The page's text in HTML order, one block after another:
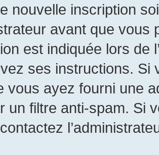
nouvelle inscription
avant que
est indiquée lors de
ses instructions. Si
vous ayez fourni une
un filtre anti-spam. Si